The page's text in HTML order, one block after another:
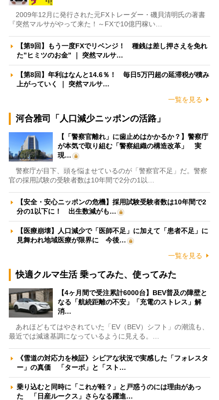
2009年12月に発行された元FXトレーダー・磯貝清明氏の著書
『突然マルサがやって来た！～FXで10億円稼い…
【第9回】もう一度FXでリベンジ！ 種銭は差し押さえを免れ
た”ヒミツのお金” ｜ 突然マルサ…
【第8回】年利はなんと14.6％！ 毎日5万円超の延滞税が積み
上がっていく ｜ 突然マルサ…
一覧を見る
河合雅司「人口減少ニッポンの活路」
【「警察官離れ」に歯止めはかかるか？】警察庁
が本気で取り組む「警察組織の構造改革」 実
現…
警察庁が目下、頭を悩ませているのが「警察官不足」だ。警察
官の採用試験の受験者数は10年間で2分の1以…
【安全・安心ニッポンの危機】採用試験受験者数は10年間で2
分の1以下に！ 出生数減がも…
【医療崩壊】人口減少で「医師不足」に加えて「患者不足」に
見舞われ地域医療が限界に 今後…
一覧を見る
快適クルマ生活 乗ってみた、使ってみた
【4ヶ月間で受注累計6000台】BEV普及の障壁と
なる「航続距離の不安」「充電のストレス」解
消…
あれほどもてはやされていた「EV（BEV）シフト」の潮流も、
最近では減速基調になっているように見える。…
《雪道の対応力を検証》シビアな状況で実感した「フォレスタ
ー」の真価 「ターボ」と「スト…
乗り込むと同時に「これが軽？」と戸惑うのには理由があっ
た 「日産ルークス」さらなる躍進…